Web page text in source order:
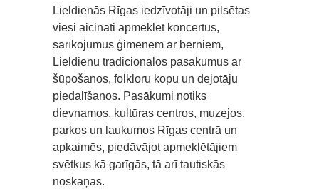
Lieldienās Rīgas iedzīvotāji un pilsētas
viesi aicināti apmeklēt koncertus,
sarīkojumus ģimenēm ar bērniem,
Lieldienu tradicionālos pasākumus ar
šūpošanos, folkloru kopu un dejotāju
piedalīšanos. Pasākumi notiks
dievnamos, kultūras centros, muzejos,
parkos un laukumos Rīgas centrā un
apkaimēs, piedāvājot apmeklētājiem
svētkus kā garīgās, tā arī tautiskās
noskaņās.